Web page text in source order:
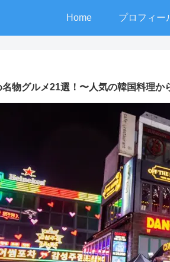
Home プロフィー
名物グルメ21選！〜人気の韓国料理